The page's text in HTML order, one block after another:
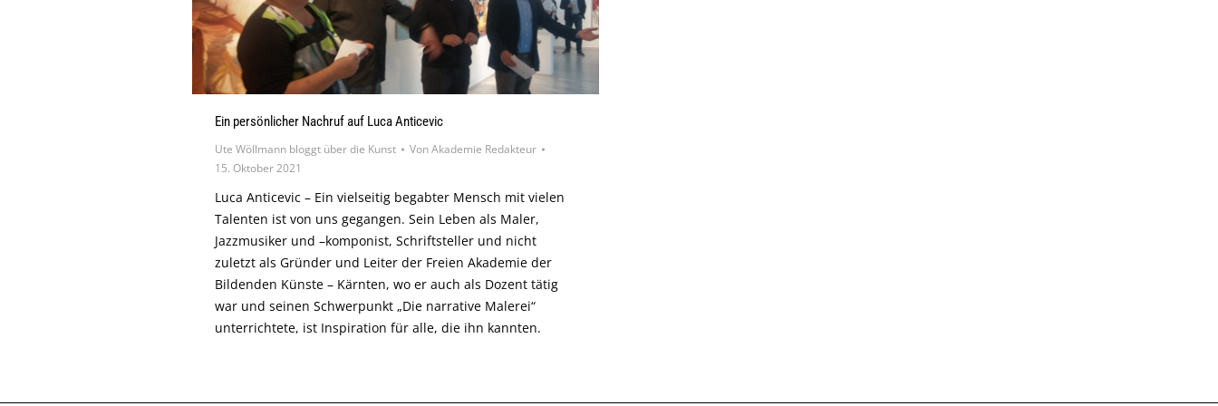
Ein persönlicher Nachruf auf Luca Anticevic
Ute Wöllmann bloggt über die Kunst VonAkademie Redakteur
15. Oktober 2021
Luca Anticevic – Ein vielseitig begabter Mensch mit vielen
Talenten ist von uns gegangen. Sein Leben als Maler,
Jazzmusiker und –komponist, Schriftsteller und nicht
zuletzt als Gründer und Leiter der Freien Akademie der
Bildenden Künste – Kärnten, wo er auch als Dozent tätig
war und seinen Schwerpunkt „Die narrative Malerei“
unterrichtete, ist Inspiration für alle, die ihn kannten.